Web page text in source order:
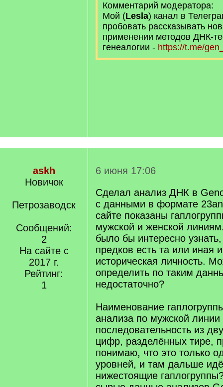
Комментарий модератора:
Мой (Lesla) канал в
пробовать рассказывать
применении методов ДНК-
генеалогии - https://t.me/
askh
Новичок
Петрозаводск
Сообщений:
2
На сайте с
2017 г.
Рейтинг:
1
6 июня 17:06
Сделал анализ ДНК в
с данными в формате
сайте показаны
мужской и женской
было бы интересно
предков есть та или иная
историческая личность.
определить по таким
недостаточно?
Наименование
анализа по мужской
последовательность из
цифр, разделённых тире,
понимаю, что это только
уровней, и там дальше
нижестоящие